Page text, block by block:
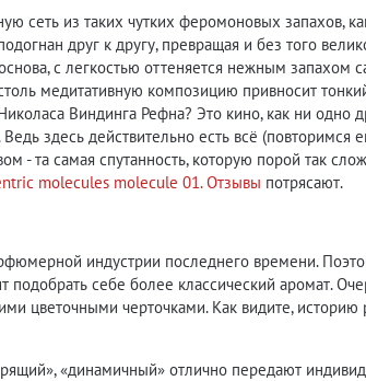
сеть из таких чутких феромоновых запахов,
друг к другу, превращая и без того
с легкостью оттеняется нежным запахом
медитативную композицию привносит
Виндинга Рефна? Это кино, как ни одно
здесь действительно есть всё (повторимся
- та самая спутанность, которую порой так
molecules molecule 01. Отзывы потрясают.
индустрии последнего времени.
себе более классический аромат.
цветочными черточками. Как видите,
«динамичный» отлично передают